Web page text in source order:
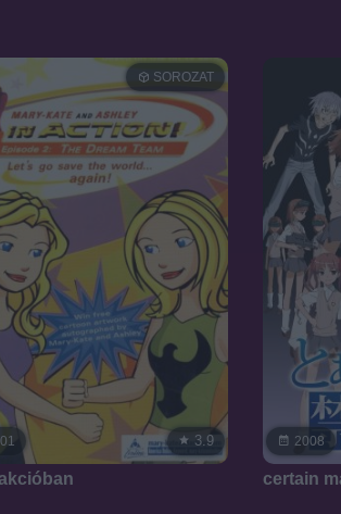
SOROZAT
3.9 2008
certain